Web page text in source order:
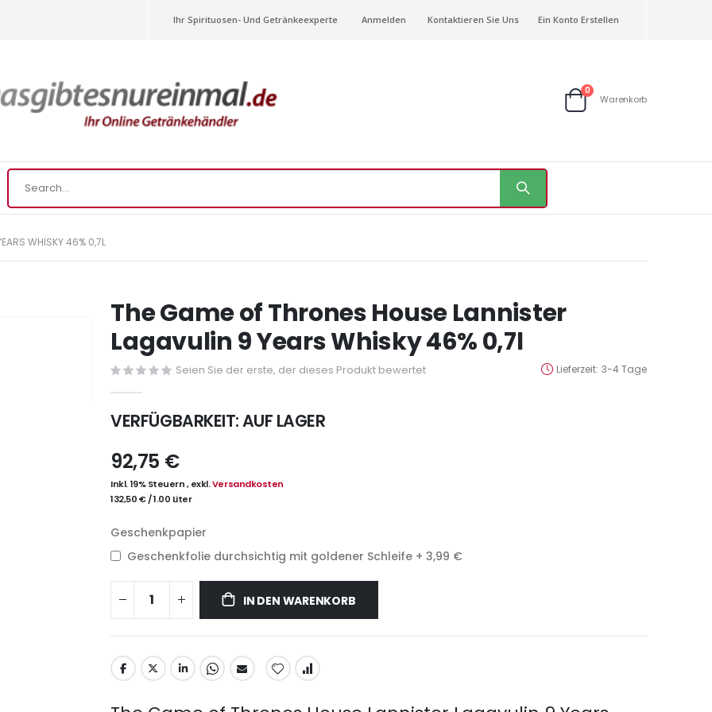
Ihr Spirituosen- Und Getränkeexperte Anmelden Kontaktieren Sie Uns Ein Konto Erstellen
Warenkorb
0Artikel
Warenkorb
WHISKY 46% 0,7L
The Game of Thrones House Lannister
Lagavulin 9 Years Whisky 46% 0,7l
Lieferzeit 3-4 Tage
Seien Sie der erste, der dieses Produkt bewertet
VERFÜGBARKEIT:AUF LAGER
92,75 €
Inkl. 19% Steuern,exkl.Versandkosten
132,50 €/1.00 Liter
Geschenkpapier
Geschenkfolie durchsichtig mit goldener Schleife + 3,99 €
IN DEN WARENKORB